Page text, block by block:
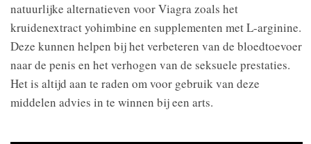
natuurlijke alternatieven voor Viagra zoals het
kruidenextract yohimbine en supplementen met L-arginine.
Deze kunnen helpen bij het verbeteren van de bloedtoevoer
naar de penis en het verhogen van de seksuele prestaties.
Het is altijd aan te raden om voor gebruik van deze
middelen advies in te winnen bij een arts.